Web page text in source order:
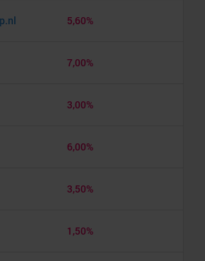
5,60%
7,00%
3,00%
6,00%
3,50%
1,50%